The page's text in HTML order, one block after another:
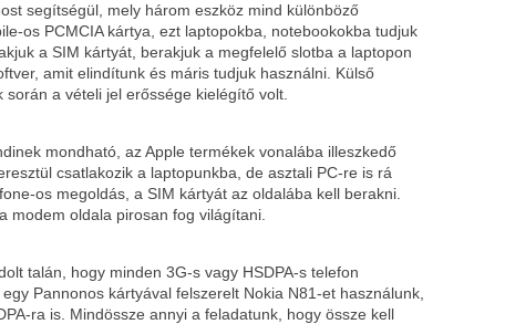
segítségül, mely három eszköz mind különböző
os PCMCIA kártya, ezt laptopokba, notebookokba tudjuk
a SIM kártyát, berakjuk a megfelelő slotba a laptopon
amit elindítunk és máris tudjuk használni. Külső
a vételi jel erőssége kielégítő volt.
mondható, az Apple termékek vonalába illeszkedő
csatlakozik a laptopunkba, de asztali PC-re is rá
os megoldás, a SIM kártyát az oldalába kell berakni.
modem oldala pirosan fog világítani.
talán, hogy minden 3G-s vagy HSDPA-s telefon
Pannonos kártyával felszerelt Nokia N81-et használunk,
ra is. Mindössze annyi a feladatunk, hogy össze kell